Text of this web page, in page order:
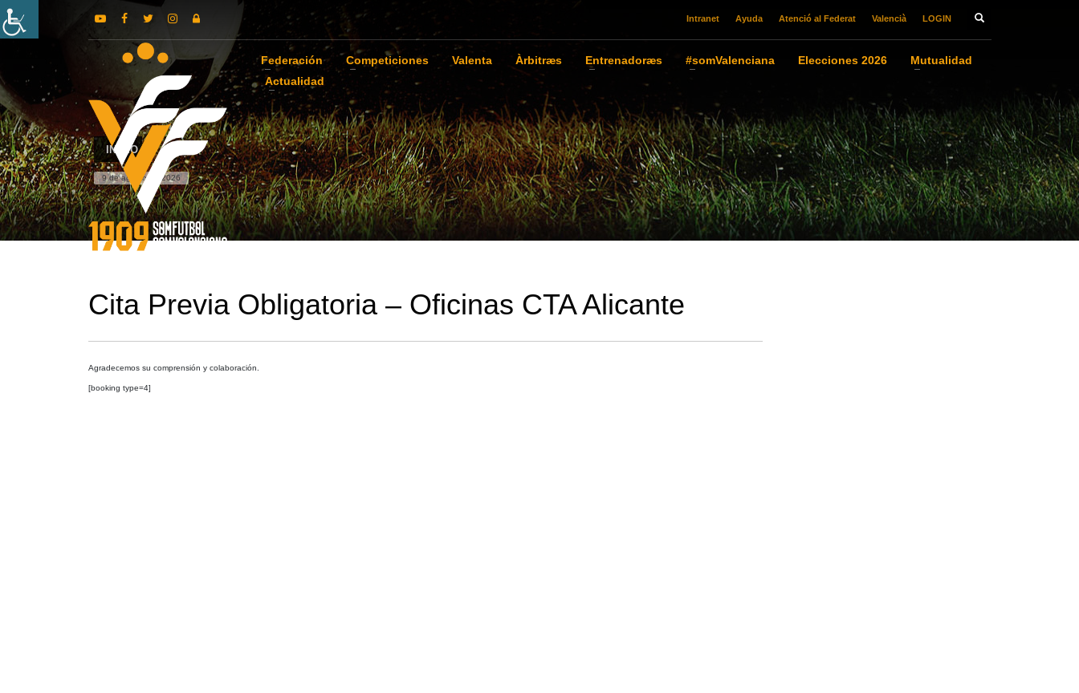
Intranet Ayuda Atenció al Federat Valencià LOGIN
Federación Competiciones Valenta Àrbitræs Entrenadoræs #somValenciana Elecciones 2026
Mutualidad
Actualidad
INICIO
9 de agosto de 2026
Cita Previa Obligatoria – Oficinas CTA Alicante
Agradecemos su comprensión y colaboración.
[booking type=4]